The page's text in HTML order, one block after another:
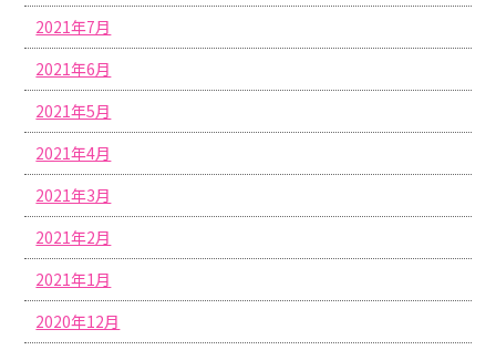
2021年7月
2021年6月
2021年5月
2021年4月
2021年3月
2021年2月
2021年1月
2020年12月